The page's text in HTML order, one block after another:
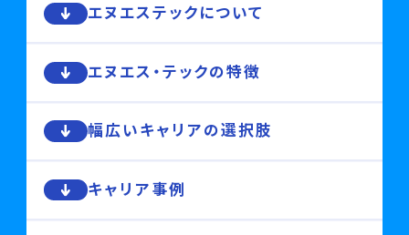
エヌエステックについて
エヌエス・テックの特徴
幅広いキャリアの選択肢
キャリア事例